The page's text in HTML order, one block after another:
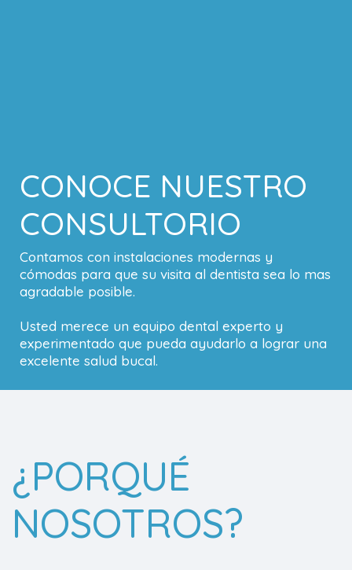
CONOCE NUESTRO
CONSULTORIO
Contamos con instalaciones modernas y
cómodas para que su visita al dentista sea lo mas
agradable posible.
Usted merece un equipo dental experto y
experimentado que pueda ayudarlo a lograr una
excelente salud bucal.
¿PORQUÉ
NOSOTROS?